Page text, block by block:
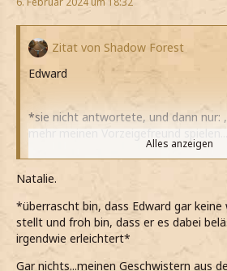
Zitat von Shadow Forest
Edward
*sie nicht antwortete, und dann nur: ,
mehr meinen Vorzeigefreund
*nicht weiter nachhake*
*allerdings nicht sicher bin, ob sie so
Was hast du jetzt eigentlich vor?
*sie frage und ihr als starthilfe
Alles anzeigen
Natalie.
*überrascht bin, dass Edward gar
stellt und froh bin, dass er es dabei
irgendwie erleichtert*
Gar nichts...meinen Geschwistern aus